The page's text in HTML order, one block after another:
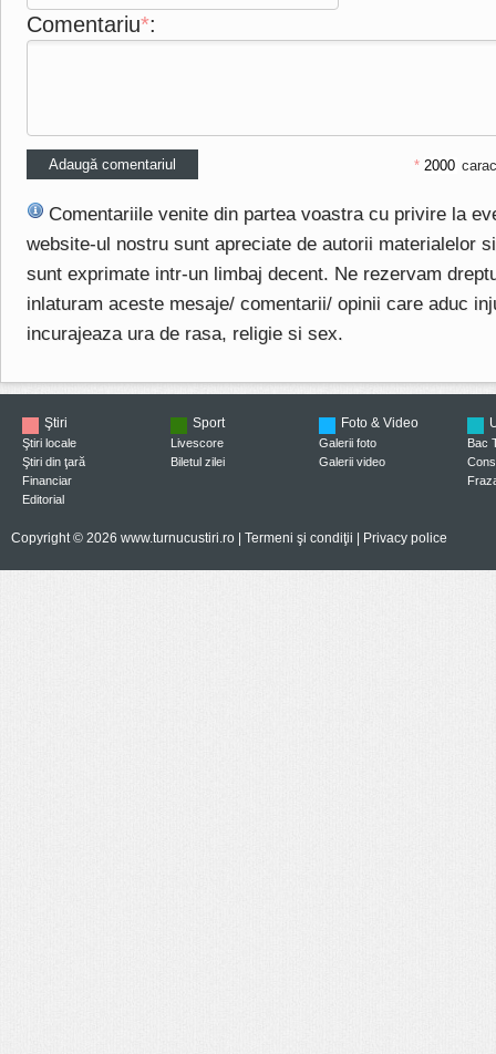
Comentariu*:
*
Comentariile venite din partea voastra cu privire la
website-ul nostru sunt apreciate de autorii materialelor
sunt exprimate intr-un limbaj decent. Ne rezervam
inlaturam aceste mesaje/ comentarii/ opinii care aduc
incurajeaza ura de rasa, religie si sex.
Ştiri
Ştiri locale
Ştiri din ţară
Financiar
Editorial
Sport
Livescore
Biletul zilei
Foto & Video
Galerii foto
Galerii video
Bac
Copyright © 2026 www.turnucustiri.ro | Termeni şi condiţii Privacy police